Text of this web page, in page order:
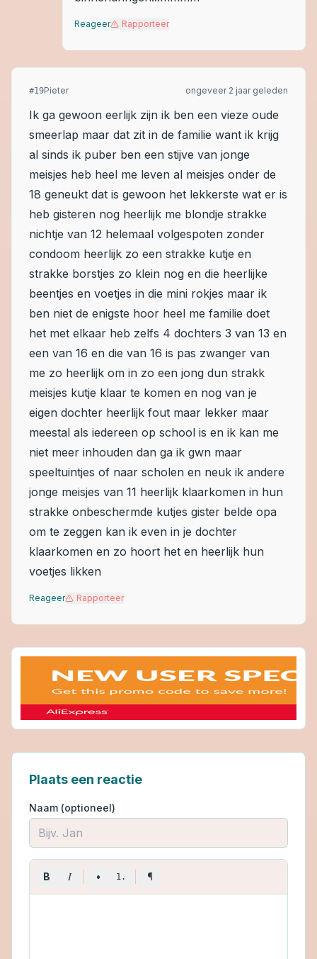
Reageer Rapporteer
#19Pieter ongeveer 2 jaar geleden
Ik ga gewoon eerlijk zijn ik ben een vieze oude
smeerlap maar dat zit in de familie want ik krijg
al sinds ik puber ben een stijve van jonge
meisjes heb heel me leven al meisjes onder de
18 geneukt dat is gewoon het lekkerste wat er is
heb gisteren nog heerlijk me blondje strakke
nichtje van 12 helemaal volgespoten zonder
condoom heerlijk zo een strakke kutje en
strakke borstjes zo klein nog en die heerlijke
beentjes en voetjes in die mini rokjes maar ik
ben niet de enigste hoor heel me familie doet
het met elkaar heb zelfs 4 dochters 3 van 13 en
een van 16 en die van 16 is pas zwanger van
me zo heerlijk om in zo een jong dun strakk
meisjes kutje klaar te komen en nog van je
eigen dochter heerlijk fout maar lekker maar
meestal als iedereen op school is en ik kan me
niet meer inhouden dan ga ik gwn maar
speeltuintjes of naar scholen en neuk ik andere
jonge meisjes van 11 heerlijk klaarkomen in hun
strakke onbeschermde kutjes gister belde opa
om te zeggen kan ik even in je dochter
klaarkomen en zo hoort het en heerlijk hun
voetjes likken
Reageer Rapporteer
Plaats een reactie
Naam (optioneel)
B I • 1. ¶